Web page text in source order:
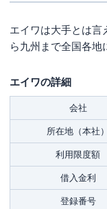
エイワは大手とは言
ら九州まで全国各地
エイワの詳細
会社
所在地（本社）
利用限度額
借入金利
登録番号